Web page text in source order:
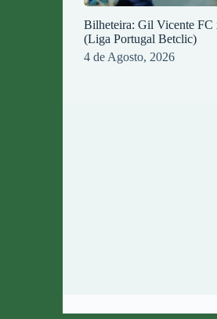
Bilheteira: Gil Vicente FC
(Liga Portugal Betclic)
4 de Agosto, 2026